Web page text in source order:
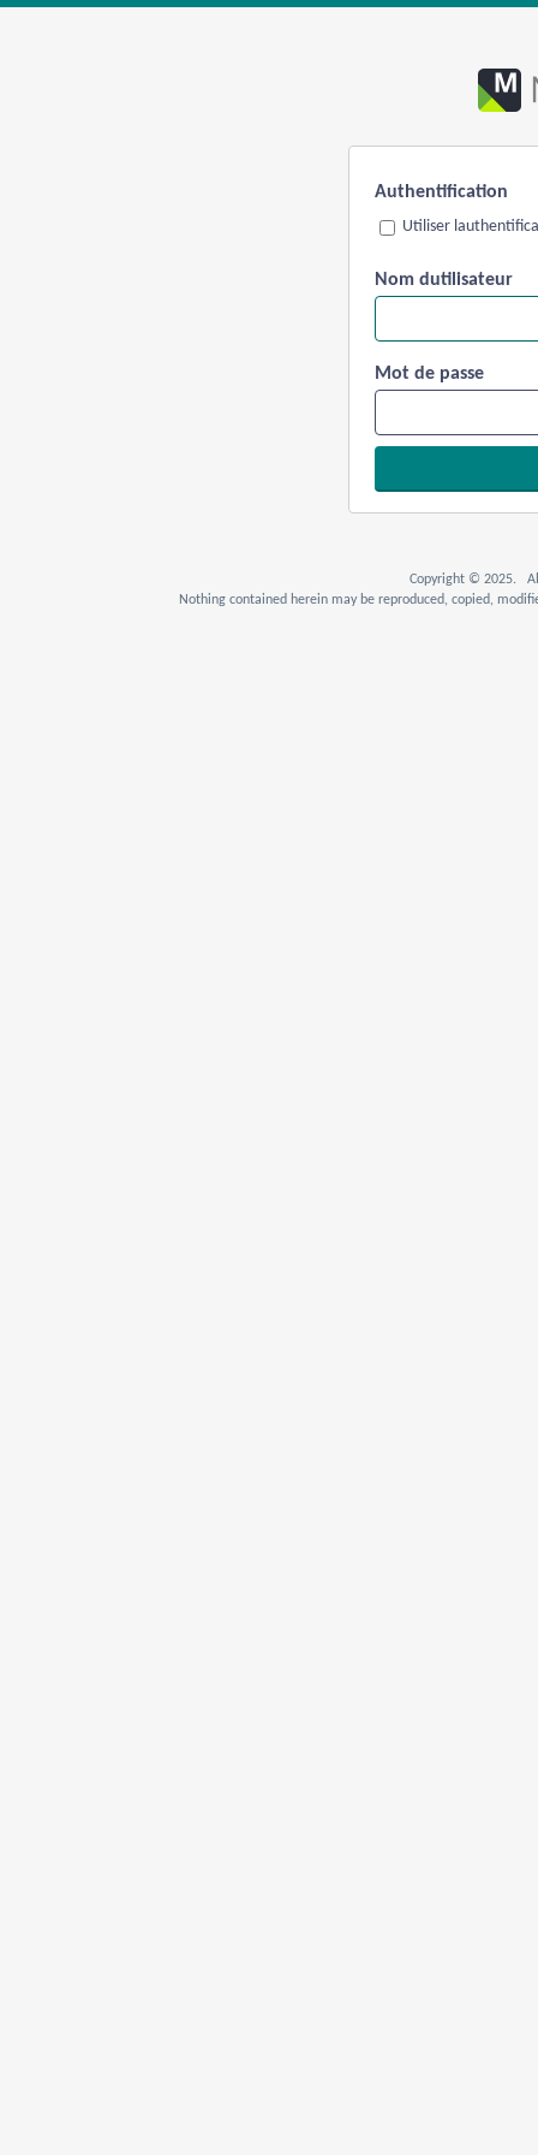
Authentification
Utiliser
Nom dutilisateur
Mot de passe
Copyright © 2025. All
Nothing contained herein may be reproduced, copied,